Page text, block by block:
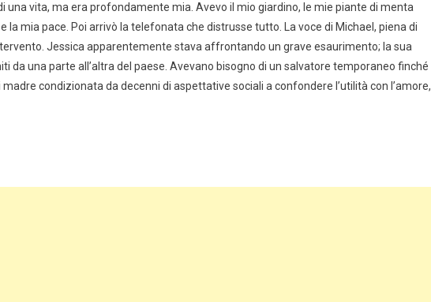
vita, ma era profondamente mia. Avevo il mio giardino, le mie piante di menta
mia pace. Poi arrivò la telefonata che distrusse tutto. La voce di Michael, piena di
Jessica apparentemente stava affrontando un grave esaurimento; la sua
da una parte all’altra del paese. Avevano bisogno di un salvatore temporaneo finché
condizionata da decenni di aspettative sociali a confondere l’utilità con l’amore,